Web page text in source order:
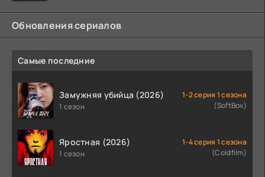
Обновления сериалов
Самые последние
Замужняя убийца (2026)
1 сезон
1-2 серия 1 сезона
(SoftBox)
Яростная (2026)
1 сезон
1-4 серия 1 сезона
(Coldfilm)